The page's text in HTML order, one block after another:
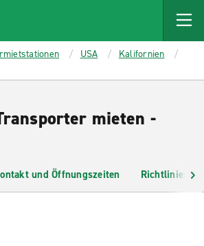
USA
Kalifornien
mieten -
und Öffnungszeiten Richtlinien